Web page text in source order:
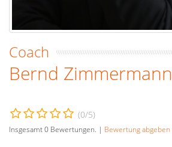
Coach
Bernd Zimmermann
(0/5)
Insgesamt0 Bewertungen. | Bewertung abgeben